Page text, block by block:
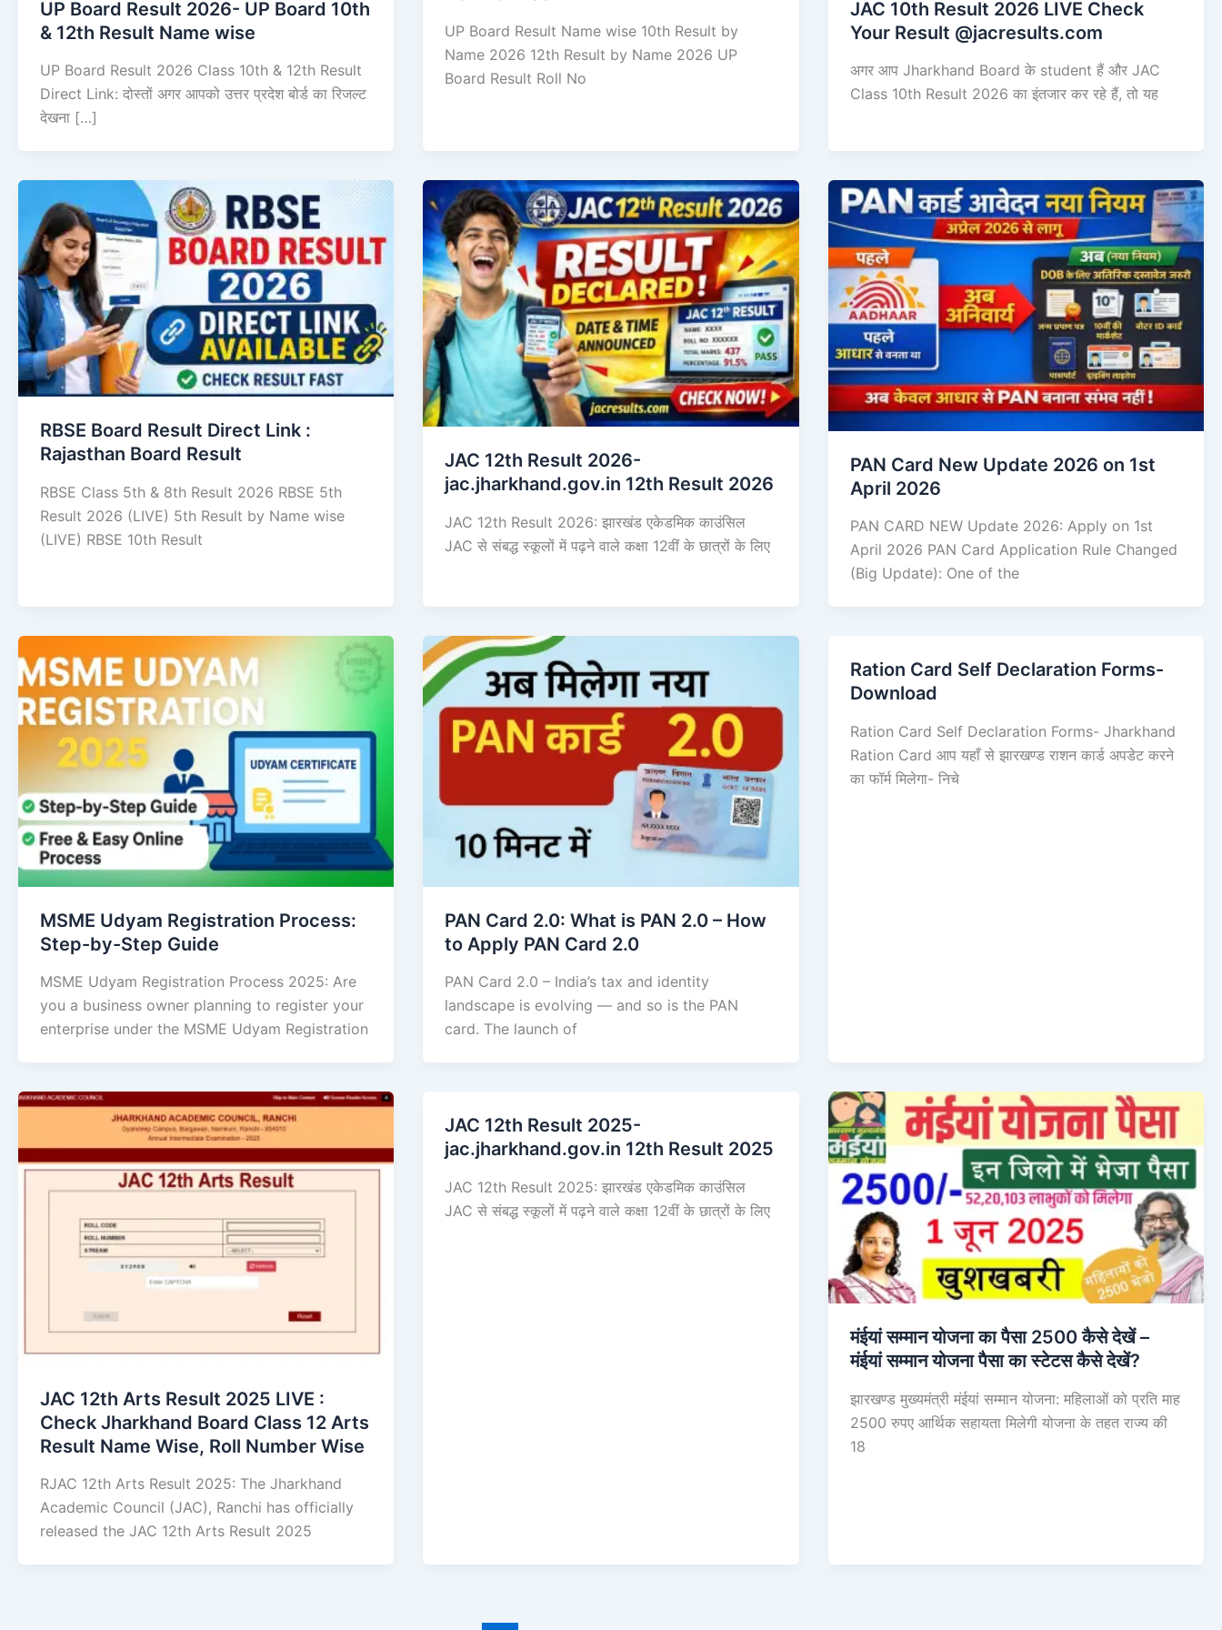
UP Board Result 2026- UP Board 10th
& 12th Result Name wise
UP Board Result 2026 Class 10th & 12th Result
Direct Link: दोस्तों अगर आपको उत्तर प्रदेश बोर्ड का रिजल्ट
देखना […]
UP Board Result Name wise 10th Result by
Name 2026 12th Result by Name 2026 UP
Board Result Roll No
JAC 10th Result 2026 LIVE Check
Your Result @jacresults.com
अगर आप Jharkhand Board के student हैं और JAC
Class 10th Result 2026 का इंतजार कर रहे हैं, तो यह
RBSE Board Result Direct Link : ​
Rajasthan Board Result
RBSE Class 5th & 8th Result 2026 RBSE 5th
Result 2026 (LIVE) 5th Result by Name wise
(LIVE) RBSE 10th Result
JAC 12th Result 2026-
jac.jharkhand.gov.in 12th Result 2026
JAC 12th Result 2026: झारखंड एकेडमिक काउंसिल
JAC से संबद्ध स्कूलों में पढ़ने वाले कक्षा 12वीं के छात्रों के लिए
PAN Card New Update 2026 on 1st
April 2026
PAN CARD NEW Update 2026: Apply on 1st
April 2026 PAN Card Application Rule Changed
(Big Update): One of the
MSME Udyam Registration Process:
Step-by-Step Guide
MSME Udyam Registration Process 2025: Are
you a business owner planning to register your
enterprise under the MSME Udyam Registration
PAN Card 2.0: What is PAN 2.0 – How
to Apply PAN Card 2.0
PAN Card 2.0 – India’s tax and identity
landscape is evolving — and so is the PAN
card. The launch of
Ration Card Self Declaration Forms-
Download
Ration Card Self Declaration Forms- Jharkhand
Ration Card आप यहाँ से झारखण्ड राशन कार्ड अपडेट करने
का फॉर्म मिलेगा- निचे
JAC 12th Arts Result 2025 LIVE :
Check Jharkhand Board Class 12 Arts
Result Name Wise, Roll Number Wise
RJAC 12th Arts Result 2025: The Jharkhand
Academic Council (JAC), Ranchi has officially
released the JAC 12th Arts Result 2025
JAC 12th Result 2025-
jac.jharkhand.gov.in 12th Result 2025
JAC 12th Result 2025: झारखंड एकेडमिक काउंसिल
JAC से संबद्ध स्कूलों में पढ़ने वाले कक्षा 12वीं के छात्रों के लिए
मंईयां सम्मान योजना का पैसा 2500 कैसे देखें –
मंईयां सम्मान योजना पैसा का स्टेटस कैसे देखें?
झारखण्ड मुख्यमंत्री मंईयां सम्मान योजना: महिलाओं को प्रति माह
2500 रुपए आर्थिक सहायता मिलेगी योजना के तहत राज्य की
18